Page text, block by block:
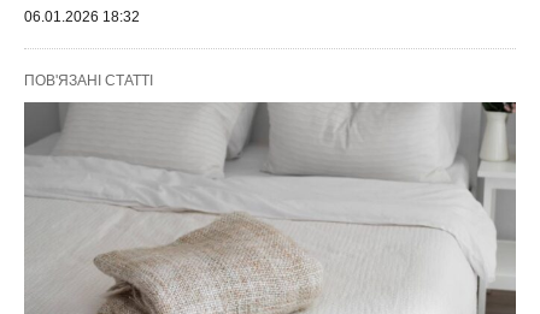
06.01.2026 18:32
ПОВ'ЯЗАНІ СТАТТІ